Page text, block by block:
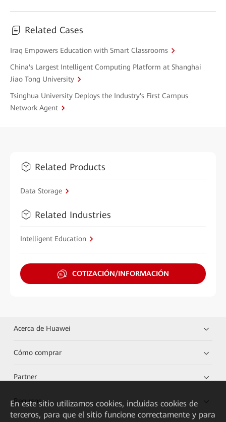
Related Cases
Iraq Empowers Education with Smart Classrooms
China's Largest Intelligent Computing Platform at Shanghai
Jiao Tong University
Tsinghua University Deploys the Industry's First Campus
Network Agent
Related Products
Data Storage
Related Industries
Intelligent Education
COTIZACIÓN/INFORMACIÓN
Acerca de Huawei
Cómo comprar
Partner
Recursos
En este sitio utilizamos cookies, incluidas cookies de
terceros, para que el sitio funcione correctamente y para